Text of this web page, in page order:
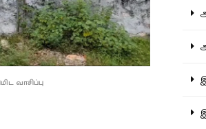
வாசிப்பு